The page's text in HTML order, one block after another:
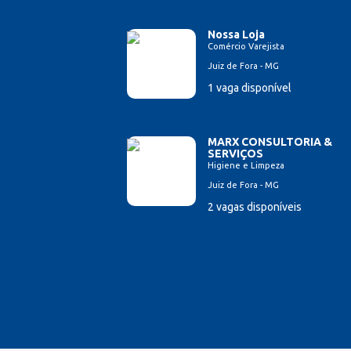
Nossa Loja
Comércio Varejista
Juiz de Fora - MG
1 vaga disponível
MARX CONSULTORIA &
SERVIÇOS
Higiene e Limpeza
Juiz de Fora - MG
2 vagas disponíveis